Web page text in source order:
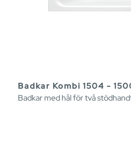
Badkar Kombi 1504 -
Badkar med hål för två